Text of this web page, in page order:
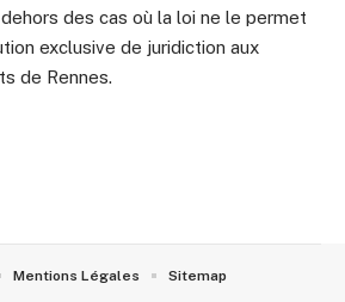
des cas où la loi ne le permet
exclusive de juridiction aux
de Rennes.
Mentions Légales Sitemap